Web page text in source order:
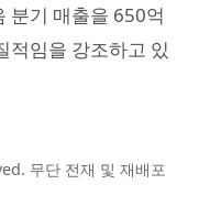
분기 매출을 650억
적임을 강조하고 있
무단 전재 및 재배포